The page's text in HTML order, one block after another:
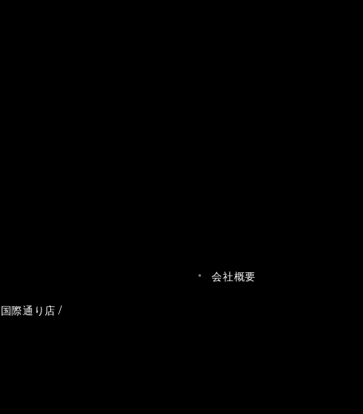
際通り店
会社概要